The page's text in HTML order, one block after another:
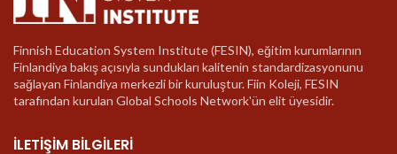
Finnish Education System Institute (FESIN), eğitim kurumlarının
Finlandiya bakış açısıyla sundukları kalitenin standardizasyonunu
sağlayan Finlandiya merkezli bir kuruluştur. Fiin Koleji, FESIN
tarafından kurulan Global Schools Network'ün elit üyesidir.
İLETIŞIM BILGILERI